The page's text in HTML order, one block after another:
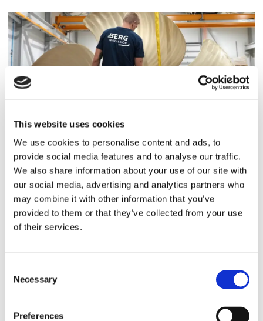
This website uses cookies
We use cookies to personalise content and ads, to
provide social media features and to analyse our traffic.
We also share information about your use of our site with
our social media, advertising and analytics partners who
may combine it with other information that you’ve
provided to them or that they’ve collected from your use
of their services.
Selection
Necessary
Preferences
Storaffären: Kongsberg
Maritime köper Berg
Propulsion